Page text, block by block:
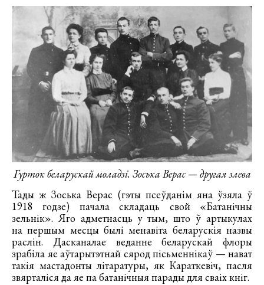
Гурток беларускай моладзі. Зоська Верас — другая злева
Тады ж Зоська Верас (гэты псеўданім яна ўзяла ў
1918 годзе) пачала складаць свой «Батанічны
зельнік». Яго адметнасць у тым, што ў артыкулах
на першым месцы былі менавіта беларускія назвы
раслін. Дасканалае веданне беларускай флоры
зрабіла яе аўтарытэтнай сярод пісьменнікаў — нават
такія мастадонты літаратуры, як Караткевіч, пасля
звярталіся да яе па батанічныя парады для сваіх кніг.